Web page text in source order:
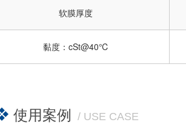
软膜厚度
黏度：cSt@40℃
使用案例 / USE CASE